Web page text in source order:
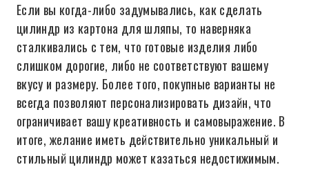
Если вы когда-либо задумывались, как сделать
цилиндр из картона для шляпы, то наверняка
сталкивались с тем, что готовые изделия либо
слишком дорогие, либо не соответствуют вашему
вкусу и размеру. Более того, покупные варианты не
всегда позволяют персонализировать дизайн, что
ограничивает вашу креативность и самовыражение. В
итоге, желание иметь действительно уникальный и
стильный цилиндр может казаться недостижимым.